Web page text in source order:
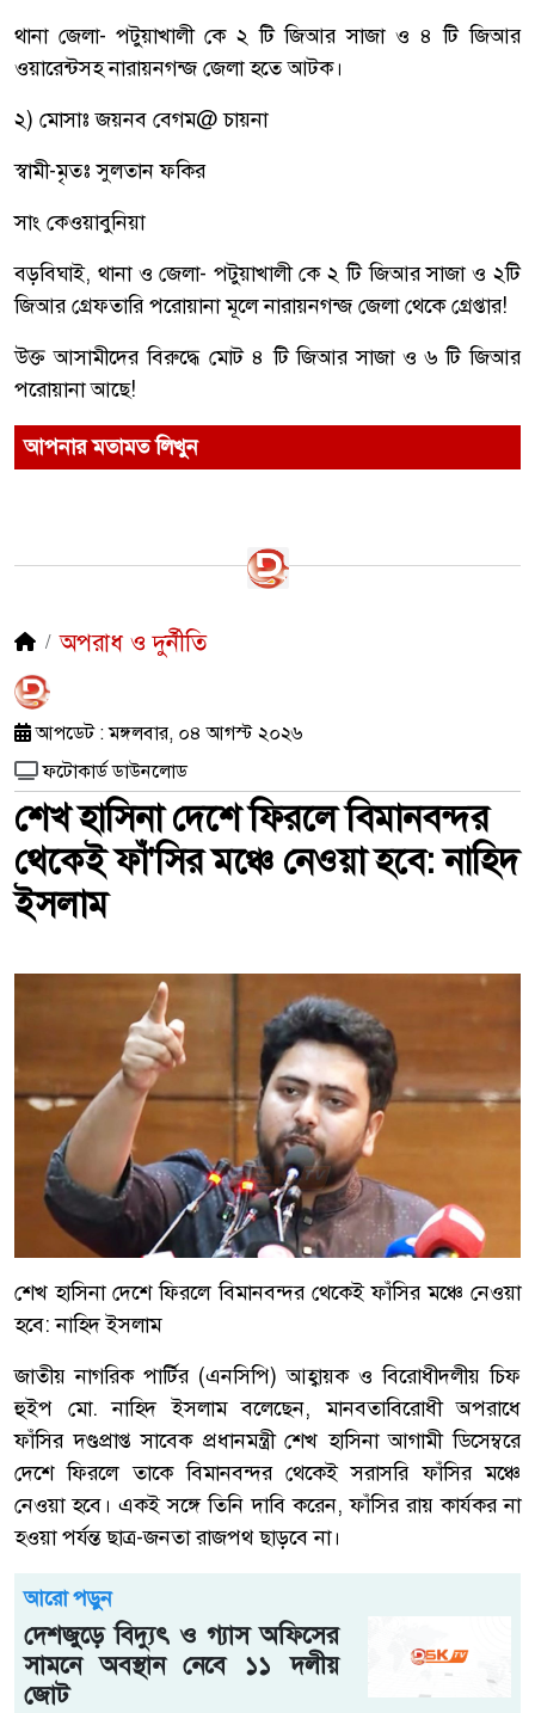
থানা জেলা- পটুয়াখালী কে ২ টি জিআর সাজা ও ৪ টি জিআর
ওয়ারেন্টসহ নারায়নগন্জ জেলা হতে আটক।
২) মোসাঃ জয়নব বেগম@ চায়না
স্বামী-মৃতঃ সুলতান ফকির
সাং কেওয়াবুনিয়া
বড়বিঘাই, থানা ও জেলা- পটুয়াখালী কে ২ টি জিআর সাজা ও ২টি
জিআর গ্রেফতারি পরোয়ানা মূলে নারায়নগন্জ জেলা থেকে গ্রেপ্তার!
উক্ত আসামীদের বিরুদ্ধে মোট ৪ টি জিআর সাজা ও ৬ টি জিআর
পরোয়ানা আছে!
আপনার মতামত লিখুন
অপরাধ ও দুর্নীতি
আপডেট : মঙ্গলবার, ০৪ আগস্ট ২০২৬
ফটোকার্ড ডাউনলোড
শেখ হাসিনা দেশে ফিরলে বিমানবন্দর
থেকেই ফাঁ'সির মঞ্চে নেওয়া হবে: নাহিদ
ইসলাম
শেখ হাসিনা দেশে ফিরলে বিমানবন্দর থেকেই ফাঁসির মঞ্চে নেওয়া
হবে: নাহিদ ইসলাম
জাতীয় নাগরিক পার্টির (এনসিপি) আহ্বায়ক ও বিরোধীদলীয় চিফ
হুইপ মো. নাহিদ ইসলাম বলেছেন, মানবতাবিরোধী অপরাধে
ফাঁসির দণ্ডপ্রাপ্ত সাবেক প্রধানমন্ত্রী শেখ হাসিনা আগামী ডিসেম্বরে
দেশে ফিরলে তাকে বিমানবন্দর থেকেই সরাসরি ফাঁসির মঞ্চে
নেওয়া হবে। একই সঙ্গে তিনি দাবি করেন, ফাঁসির রায় কার্যকর না
হওয়া পর্যন্ত ছাত্র-জনতা রাজপথ ছাড়বে না।
আরো পড়ুন
দেশজুড়ে বিদ্যুৎ ও গ্যাস অফিসের
সামনে অবস্থান নেবে ১১ দলীয়
জোট